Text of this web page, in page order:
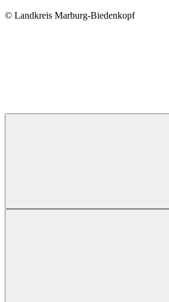
© Landkreis Marburg-Biedenkopf